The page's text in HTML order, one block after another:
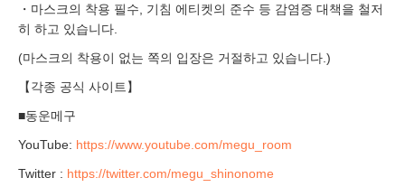
・마스크의 착용 필수, 기침 에티켓의 준수 등 감염증 대책을 철저
히 하고 있습니다.
(마스크의 착용이 없는 쪽의 입장은 거절하고 있습니다.)
【각종 공식 사이트】
■동운메구
YouTube: https://www.youtube.com/megu_room
Twitter : https://twitter.com/megu_shinonome